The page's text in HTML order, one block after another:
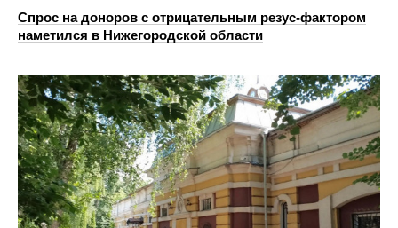
Спрос на доноров с отрицательным резус-фактором
наметился в Нижегородской области